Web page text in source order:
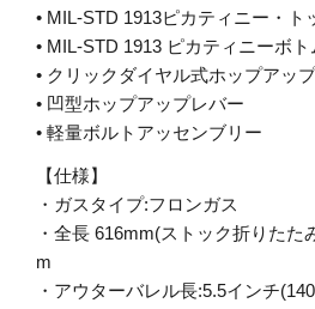
• MIL-STD 1913ピカティニー・ト
• MIL-STD 1913 ピカティニーボ
• クリックダイヤル式ホップアップ
• 凹型ホップアップレバー
• 軽量ボルトアッセンブリー
【仕様】
・ガスタイプ:フロンガス
・全長 616mm(ストック折りたた
m
・アウターバレル長:5.5インチ